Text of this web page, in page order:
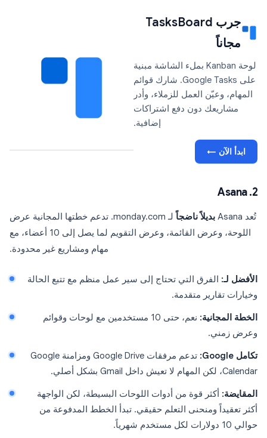
جرب TasksBoard
مجاناً
لوحة Kanban بملء الشاشة مبنية
على Google Tasks. شارك قوائم
المهام، وعيّن العمل للزملاء، وأدر
مشاريعك دون دفع اشتراكات
إضافية.
ابدأ الآن ←
2. Asana
تُعد Asana بديلاً ناضجاً
لـ monday.com. تدعم خطتها المجانية عرض
اللوحة، وعرض القائمة، وعرض التقويم لما يصل إلى 10 أعضاء، مع
مهام ومشاريع غير محدودة.
الأفضل لـ: الفرق التي تحتاج إلى سير عمل منظم مع تتبع الحالة
وخيارات تقارير متقدمة.
الخطة المجانية:
نعم، حتى 10 مستخدمين مع لوحات وقوائم
وعرض زمني.
تكامل Google:
تدعم مرفقات Google Drive ومزامنة Google
Calendar، لكن المهام لا تعيش داخل Gmail بشكل أصلي.
المقايضة: أكثر قوة من أدوات اللوحات البسيطة، لكن الواجهة
أكثر تعقيداً ومنحنى التعلم حقيقي. تبدأ الخطط المدفوعة من
حوالي 10 دولارات لكل مستخدم شهرياً.